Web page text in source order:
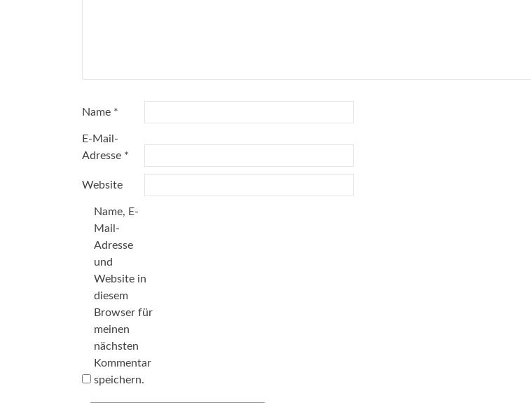
Name *
E-Mail-
Adresse *
Website
Name, E-
Mail-
Adresse
und
Website in
diesem
Browser für
meinen
nächsten
Kommentar
speichern.